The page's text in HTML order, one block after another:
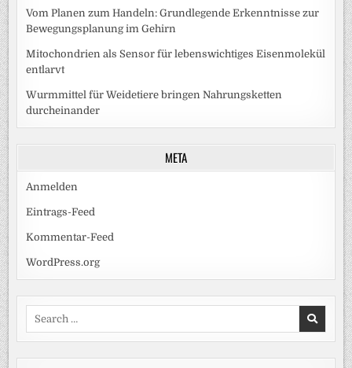
Vom Planen zum Handeln: Grundlegende Erkenntnisse zur
Bewegungsplanung im Gehirn
Mitochondrien als Sensor für lebenswichtiges Eisenmolekül
entlarvt
Wurmmittel für Weidetiere bringen Nahrungsketten
durcheinander
META
Anmelden
Eintrags-Feed
Kommentar-Feed
WordPress.org
Search